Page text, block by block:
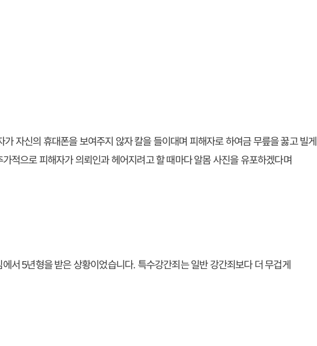
자신의 휴대폰을 보여주지 않자 칼을 들이대며 피해자로 하여금 무릎을 꿇고 빌게
적으로 피해자가 의뢰인과 헤어지려고 할 때마다 알몸 사진을 유포하겠다며
서 5년형을 받은 상황이었습니다. 특수강간죄는 일반 강간죄보다 더 무겁게